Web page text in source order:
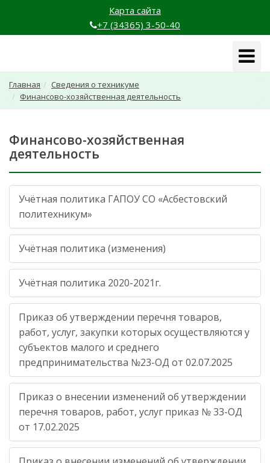
Карта сайта
+7 (34365) 3-50-40
Главная
Сведения о техникуме
Финансово-хозяйственная деятельность
Финансово-хозяйственная
деятельность
Учётная политика ГАПОУ СО «Асбестовский
политехникум»
Учётная политика (изменения)
Учётная политика 2020-2021г.
Приказ об утверждении перечня товаров,
работ, услуг, закупки которых осуществляются у
субъектов малого и среднего
предпринимательства №23-ОД от 02.07.2025
Приказ о внесении изменений об утверждении
перечня товаров, работ, услуг приказ № 33-ОД
от 17.02.2025